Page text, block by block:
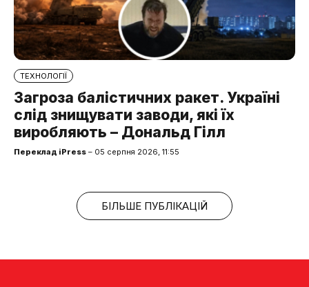
ТЕХНОЛОГІЇ
Загроза балістичних ракет. Україні
слід знищувати заводи, які їх
виробляють – Дональд Гілл
Переклад iPress – 05 серпня 2026, 11:55
БІЛЬШЕ ПУБЛІКАЦІЙ